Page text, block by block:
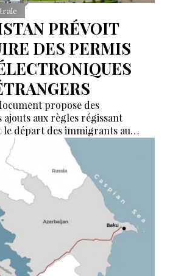
PRÉVOIT
DES PERMIS
propose des
aux règles régissant
départ des immigrants au